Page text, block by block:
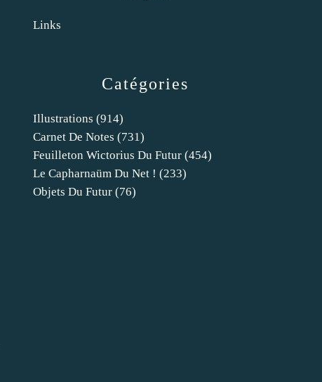
Catégories
Illustrations (914)
Carnet De Notes (731)
Feuilleton Wictorius Du Futur (454)
Le Capharnaüm Du Net ! (233)
Objets Du Futur (76)
Links